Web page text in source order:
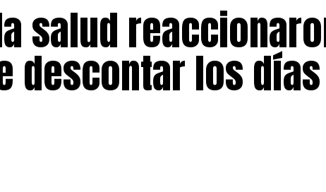
salud
descontar los